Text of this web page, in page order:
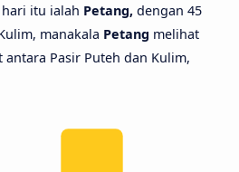
itu ialah Petang, dengan 45
manakala Petang melihat
Pasir Puteh dan Kulim,